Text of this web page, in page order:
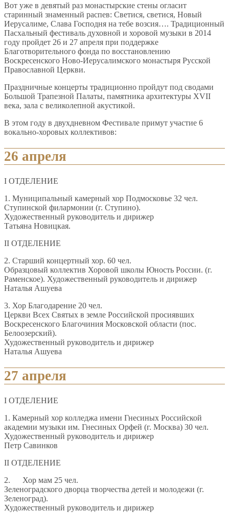
Вот уже в девятый раз монастырские стены огласит
старинный знаменный распев: Светися, светися, Новый
Иерусалиме, Слава Господня на тебе возсия…. Традиционный
Пасхальный фестиваль духовной и хоровой музыки в 2014
году пройдет 26 и 27 апреля при поддержке
Благотворительного фонда по восстановлению
Воскресенского Ново-Иерусалимского монастыря Русской
Православной Церкви.
Праздничные концерты традиционно пройдут под сводами
Большой Трапезной Палаты, памятника архитектуры XVII
века, зала с великолепной акустикой.
В этом году в двухдневном Фестивале примут участие 6
вокально-хоровых коллективов:
26 апреля
I ОТДЕЛЕНИЕ
1. Муниципальный камерный хор Подмосковье 32 чел.
Ступинской филармонии (г. Ступино).
Художественный руководитель и дирижер
Татьяна Новицкая.
II ОТДЕЛЕНИЕ
2. Старший концертный хор. 60 чел.
Образцовый коллектив Хоровой школы Юность России. (г.
Раменское). Художественный руководитель и дирижер
Наталья Ашуева
3. Хор Благодарение 20 чел.
Церкви Всех Святых в земле Российской просиявших
Воскресенского Благочиния Московской области (пос.
Белоозерский).
Художественный руководитель и дирижер
Наталья Ашуева
27 апреля
I ОТДЕЛЕНИЕ
1. Камерный хор колледжа имени Гнесиных Российской
академии музыки им. Гнесиных Орфей (г. Москва) 30 чел.
Художественный руководитель и дирижер
Петр Савинков
II ОТДЕЛЕНИЕ
2. Хор мам 25 чел.
Зеленоградского дворца творчества детей и молодежи (г.
Зеленоград).
Художественный руководитель и дирижер